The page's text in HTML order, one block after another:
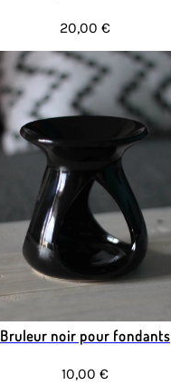
20,00 €
Bruleur noir pour fondants
10,00 €